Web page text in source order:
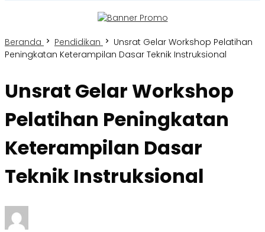
Beranda Pendidikan
Unsrat Gelar Workshop Pelatihan
Peningkatan Keterampilan Dasar Teknik Instruksional
Unsrat Gelar Workshop
Pelatihan Peningkatan
Keterampilan Dasar
Teknik Instruksional